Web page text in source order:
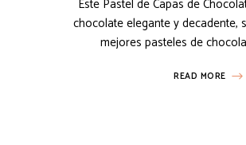
Este Pastel de Capas de
chocolate elegante y decadente,
mejores pasteles de
READ MORE